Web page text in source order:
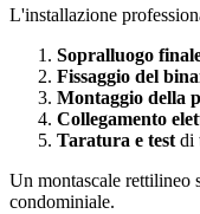
L'installazione
Sopralluogo
Fissaggio del
Montaggio della
Collegamento
Taratura e test di
Un montascale rettilineo
condominiale.